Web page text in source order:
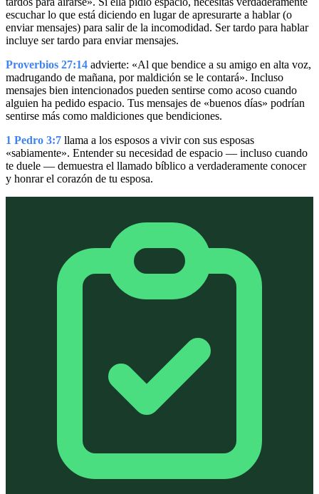
escuchar lo que está diciendo en lugar de apresurarte a hablar (o
enviar mensajes) para salir de la incomodidad. Ser tardo para hablar
incluye ser tardo para enviar mensajes.
Proverbios 27:14 advierte: «Al que bendice a su amigo en alta voz,
madrugando de mañana, por maldición se le contará». Incluso
mensajes bien intencionados pueden sentirse como acoso cuando
alguien ha pedido espacio. Tus mensajes de «buenos días» podrían
sentirse más como maldiciones que bendiciones.
1 Pedro 3:7 llama a los esposos a vivir con sus esposas
«sabiamente». Entender su necesidad de espacio — incluso cuando
te duele — demuestra el llamado bíblico a verdaderamente conocer
y honrar el corazón de tu esposa.